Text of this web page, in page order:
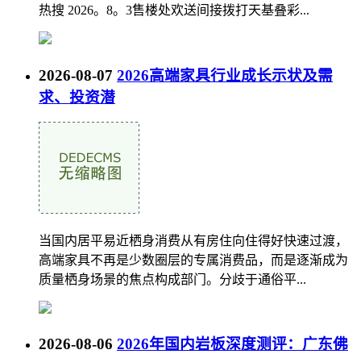
热搜 2026。8。3售楼处欢送间接拨打天基叠彩...
2026-08-07 2026高端家具行业成长示状及需
求、投资潜
当国内居平易近栖身消费从有房住向住得好快速过渡，
高端家具不再是少数圈层的专属消费品，而是逐渐成为
质量栖身场景的焦点构成部门。分歧于通俗平...
2026-08-06 2026年国内岩板深度测评：广东佛